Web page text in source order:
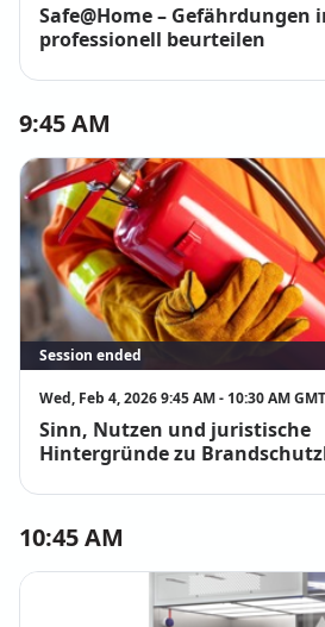
Safe@Home – Gefährdungen
professionell beurteilen
9:45 AM
Session ended
Wed, Feb 4, 2026 9:45 AM - 10:30 AM GMT
Sinn, Nutzen und juristische
Hintergründe zu
10:45 AM